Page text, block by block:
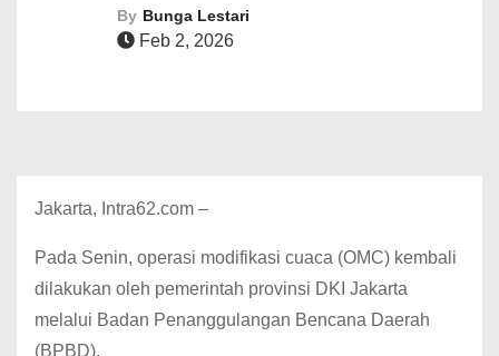
By Bunga Lestari
Feb 2, 2026
Jakarta, Intra62.com –
Pada Senin, operasi modifikasi cuaca (OMC) kembali
dilakukan oleh pemerintah provinsi DKI Jakarta
melalui Badan Penanggulangan Bencana Daerah
(BPBD).